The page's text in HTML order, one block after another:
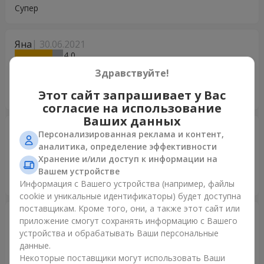
Супер
Яна 30.06.2021
4
Спасибо за услугу, но хотелось бы все-таки заказ как
заявлен на фото, я имею ввиду цвет корзинки, но
ребенок счастлив - и это главное :)
Володя 27.12.2020
5
Скористався послугою вперше, і хочу висловити подяку
усьому колективу за оперативність і красу оформлення
букету!!! Тепер точно знаю де замовляти букети! Дякую!!!
Natalya 08.04.2020
4
Супер! Во время и очень красиво! Ребенок в восторге!
Спасибо
Здравствуйте!
Этот сайт запрашивает у Вас
согласие на использование
Ваших данных
Персонализированная реклама и контент,
аналитика, определение эффективности
Хранение и/или доступ к информации на
Вашем устройстве
Информация с Вашего устройства (например, файлы
cookie и уникальные идентификаторы) будет доступна
поставщикам. Кроме того, они, а также этот сайт или
приложение смогут сохранять информацию с Вашего
устройства и обрабатывать Ваши персональные
данные.
Некоторые поставщики могут использовать Ваши